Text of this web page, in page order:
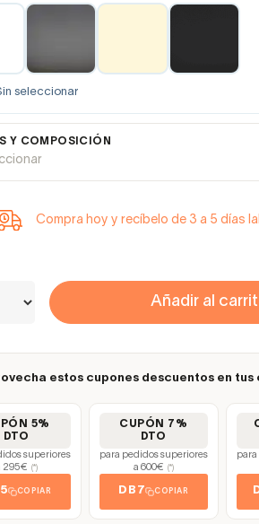
seleccionar
Y COMPOSICIÓN
Compra hoy y recíbelo de 3 a 5 días
Añadir al
estos cupones descuentos en tus
5%
DTO
superiores
295€
(*)
COPIAR
CUPÓN 7%
DTO
para pedidos superiores
a 600€
(*)
DB7 COPIAR
para